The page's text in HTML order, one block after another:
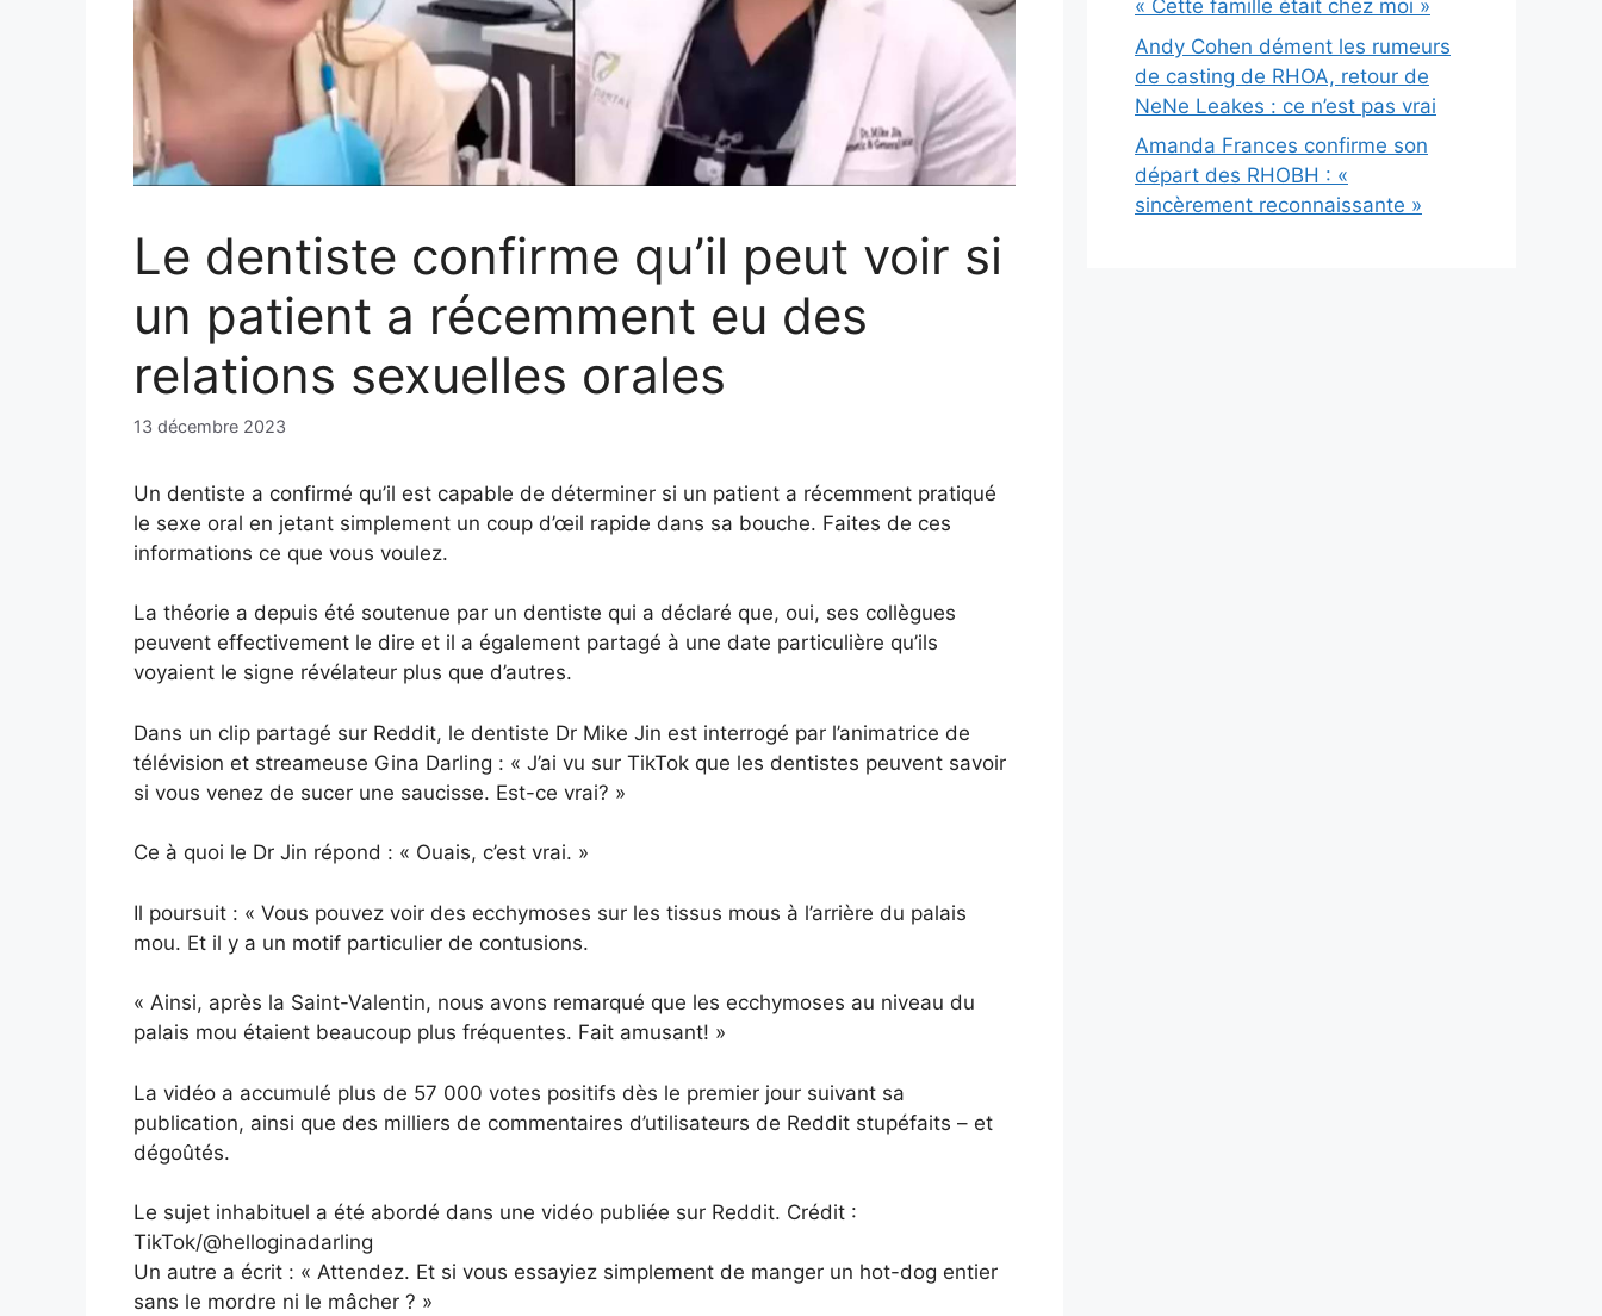
Le dentiste confirme qu’il peut voir si
un patient a récemment eu des
relations sexuelles orales
13 décembre 2023
Un dentiste a confirmé qu’il est capable de déterminer si un patient a récemment pratiqué
le sexe oral en jetant simplement un coup d’œil rapide dans sa bouche. Faites de ces
informations ce que vous voulez.
La théorie a depuis été soutenue par un dentiste qui a déclaré que, oui, ses collègues
peuvent effectivement le dire et il a également partagé à une date particulière qu’ils
voyaient le signe révélateur plus que d’autres.
Dans un clip partagé sur Reddit, le dentiste Dr Mike Jin est interrogé par l’animatrice de
télévision et streameuse Gina Darling : « J’ai vu sur TikTok que les dentistes peuvent savoir
si vous venez de sucer une saucisse. Est-ce vrai? »
Ce à quoi le Dr Jin répond : « Ouais, c’est vrai. »
Il poursuit : « Vous pouvez voir des ecchymoses sur les tissus mous à l’arrière du palais
mou. Et il y a un motif particulier de contusions.
« Ainsi, après la Saint-Valentin, nous avons remarqué que les ecchymoses au niveau du
palais mou étaient beaucoup plus fréquentes. Fait amusant! »
La vidéo a accumulé plus de 57 000 votes positifs dès le premier jour suivant sa
publication, ainsi que des milliers de commentaires d’utilisateurs de Reddit stupéfaits – et
dégoûtés.
Le sujet inhabituel a été abordé dans une vidéo publiée sur Reddit. Crédit :
TikTok/@helloginadarling
Un autre a écrit : « Attendez. Et si vous essayiez simplement de manger un hot-dog entier
sans le mordre ni le mâcher ? »
« Cette famille était chez moi »
Andy Cohen dément les rumeurs
de casting de RHOA, retour de
NeNe Leakes : ce n’est pas vrai
Amanda Frances confirme son
départ des RHOBH : «
sincèrement reconnaissante »